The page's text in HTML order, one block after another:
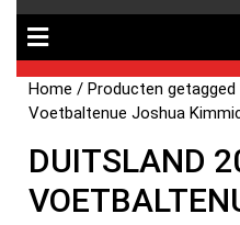
Home / Producten getagged
Voetbaltenue Joshua
DUITSLAND